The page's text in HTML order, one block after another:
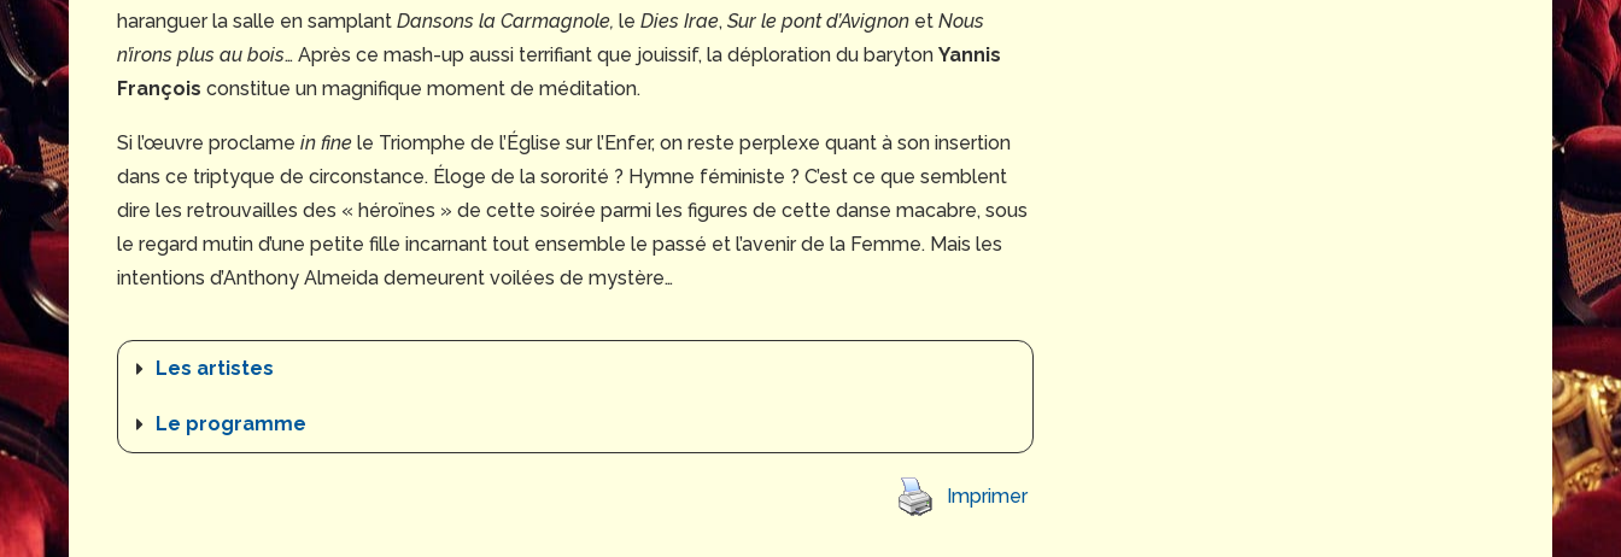
haranguer la salle en samplant Dansons la Carmagnole, le Dies Irae, Sur le pont d’Avignon et Nous
n’irons plus au bois… Après ce mash-up aussi terrifiant que jouissif, la déploration du baryton Yannis
François constitue un magnifique moment de méditation.
Si l’œuvre proclame in fine le Triomphe de l’Église sur l’Enfer, on reste perplexe quant à son insertion
dans ce triptyque de circonstance. Éloge de la sororité ? Hymne féministe ? C’est ce que semblent
dire les retrouvailles des « héroïnes » de cette soirée parmi les figures de cette danse macabre, sous
le regard mutin d’une petite fille incarnant tout ensemble le passé et l’avenir de la Femme. Mais les
intentions d’Anthony Almeida demeurent voilées de mystère…
Les artistes
Le programme
Imprimer